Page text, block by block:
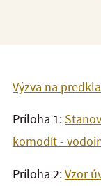
Výzva na
Príloha 1:
komodít -
Príloha 2:Vzor